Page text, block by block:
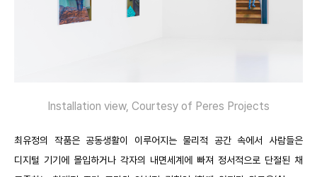
Installation view, Courtesy of Peres Projects
최유정의 작품은 공동생활이 이루어지는 물리적 공간 속에서 사람들은
디지털 기기에 몰입하거나 각자의 내면세계에 빠져 정서적으로 단절된 채